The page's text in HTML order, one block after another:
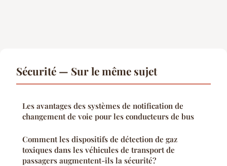
Sécurité — Sur le même sujet
Les avantages des systèmes de notification de
changement de voie pour les conducteurs de bus
Comment les dispositifs de détection de gaz
toxiques dans les véhicules de transport de
passagers augmentent-ils la sécurité?